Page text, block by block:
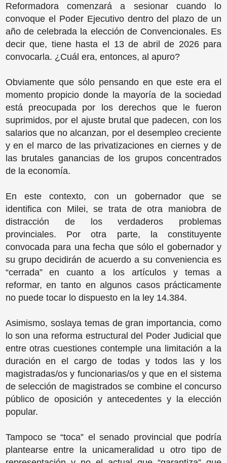
Reformadora comenzará a sesionar cuando lo
convoque el Poder Ejecutivo dentro del plazo de un
año de celebrada la elección de Convencionales. Es
decir que, tiene hasta el 13 de abril de 2026 para
convocarla. ¿Cuál era, entonces, al apuro?
Obviamente que sólo pensando en que este era el
momento propicio donde la mayoría de la sociedad
está preocupada por los derechos que le fueron
suprimidos, por el ajuste brutal que padecen, con los
salarios que no alcanzan, por el desempleo creciente
y en el marco de las privatizaciones en ciernes y de
las brutales ganancias de los grupos concentrados
de la economía.
En este contexto, con un gobernador que se
identifica con Milei, se trata de otra maniobra de
distracción de los verdaderos problemas
provinciales. Por otra parte, la constituyente
convocada para una fecha que sólo el gobernador y
su grupo decidirán de acuerdo a su conveniencia es
“cerrada” en cuanto a los artículos y temas a
reformar, en tanto en algunos casos prácticamente
no puede tocar lo dispuesto en la ley 14.384.
Asimismo, soslaya temas de gran importancia, como
lo son una reforma estructural del Poder Judicial que
entre otras cuestiones contemple una limitación a la
duración en el cargo de todas y todos las y los
magistradas/os y funcionarias/os y que en el sistema
de selección de magistrados se combine el concurso
público de oposición y antecedentes y la elección
popular.
Tampoco se “toca” el senado provincial que podría
plantearse entre la unicameralidad u otro tipo de